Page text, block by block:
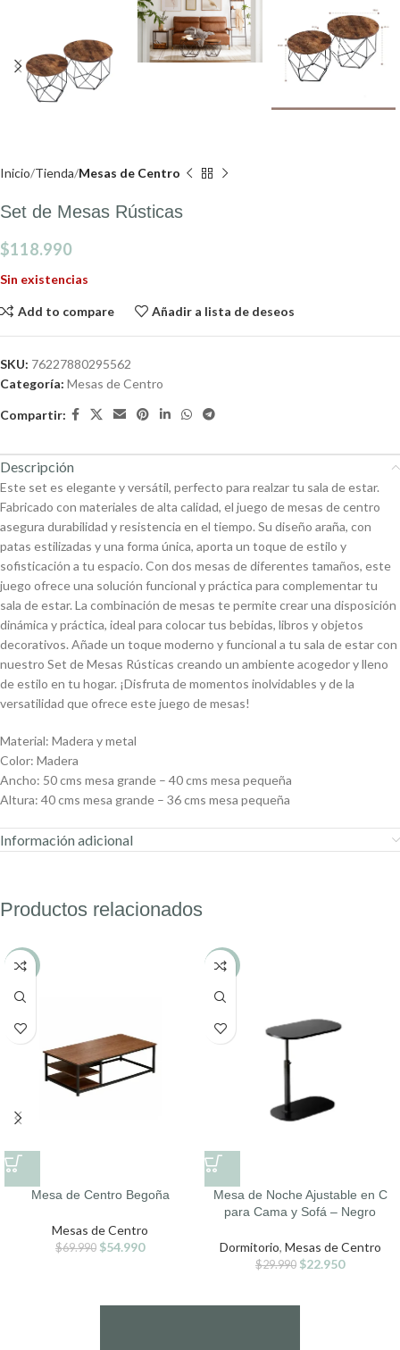
Inicio Tienda Mesas de Centro
Set de Mesas Rústicas
$118.990
Sin existencias
Add to compare Añadir a lista de deseos
SKU: 76227880295562
Categoría: Mesas de Centro
Compartir:
Descripción
Este set es elegante y versátil, perfecto para realzar tu sala de estar.
Fabricado con materiales de alta calidad, el juego de mesas de centro
asegura durabilidad y resistencia en el tiempo. Su diseño araña, con
patas estilizadas y una forma única, aporta un toque de estilo y
sofisticación a tu espacio. Con dos mesas de diferentes tamaños, este
juego ofrece una solución funcional y práctica para complementar tu
sala de estar. La combinación de mesas te permite crear una disposición
dinámica y práctica, ideal para colocar tus bebidas, libros y objetos
decorativos. Añade un toque moderno y funcional a tu sala de estar con
nuestro Set de Mesas Rústicas creando un ambiente acogedor y lleno
de estilo en tu hogar. ¡Disfruta de momentos inolvidables y de la
versatilidad que ofrece este juego de mesas!
Material: Madera y metal
Color: Madera
Ancho: 50 cms mesa grande – 40 cms mesa pequeña
Altura: 40 cms mesa grande – 36 cms mesa pequeña
Información adicional
Productos relacionados
-21%
Mesa de Centro Begoña
Mesas de Centro
$69.990 $54.990
-23%
Mesa de Noche Ajustable en C
para Cama y Sofá – Negro
Dormitorio, Mesas de Centro
$29.990 $22.950